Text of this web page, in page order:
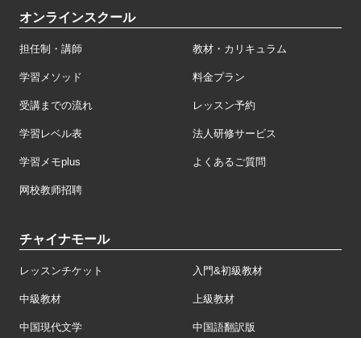
オンラインスクール
担任制・講師 教材・カリキュラム
学習メソッド 料金プラン
受講までの流れ レッスン予約
学習レベル表 法人研修サービス
学習メモplus よくあるご質問
网校教师招聘
チャイナモール
レッスンチケット 入門&初級教材
中級教材 上級教材
中国現代文学 中国語翻訳版